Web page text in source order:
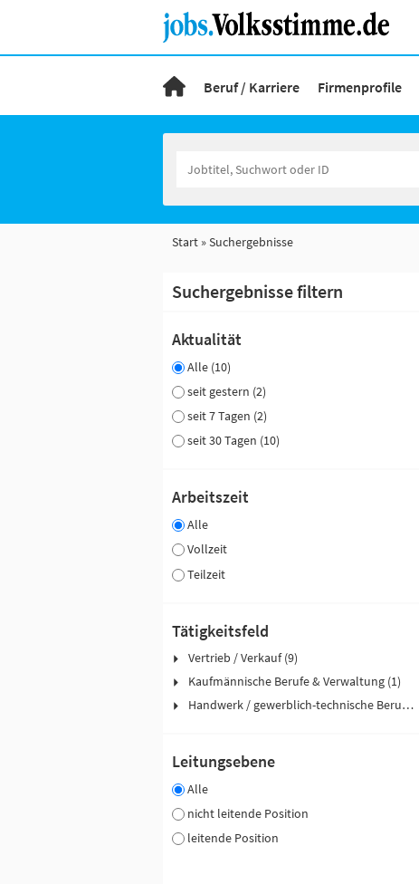
Beruf / Karriere Firmenprofile
Start Suchergebnisse
Suchergebnisse filtern
Aktualität
Alle (10)
seit gestern (2)
seit 7 Tagen (2)
seit 30 Tagen (10)
Arbeitszeit
Alle
Vollzeit
Teilzeit
Tätigkeitsfeld
Vertrieb / Verkauf (9)
Kaufmännische Berufe & Verwaltung (1)
Handwerk / gewerblich-technische Berufe (1)
Leitungsebene
Alle
nicht leitende Position
leitende Position